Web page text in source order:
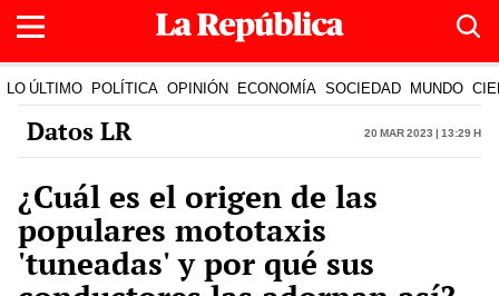
LO ÚLTIMO POLÍTICA OPINIÓN ECONOMÍA SOCIEDAD MUNDO
Datos LR 20 Mar 2023 | 13:29 h
¿Cuál es el origen de las
populares mototaxis
'tuneadas' y por qué sus